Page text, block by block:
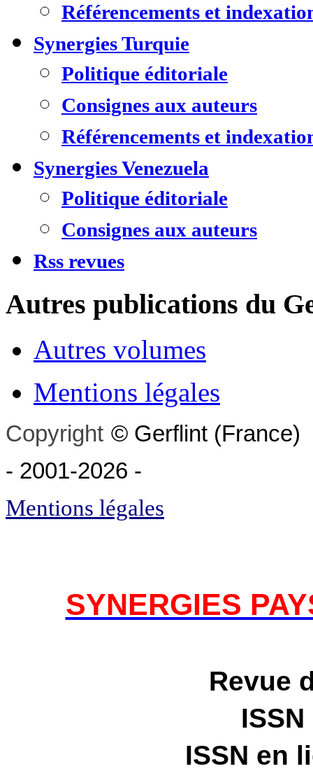
Référencements et
Synergies Turquie
Politique éditoriale
Consignes aux auteurs
Référencements et
Synergies Venezuela
Politique éditoriale
Consignes aux auteurs
Rss revues
Autres publications du
Autres volumes
Mentions légales
Copyright © Gerflint (France)
- 2001-2026 -
Mentions légales
SYNERGIES
Revue
ISSN
ISSN en